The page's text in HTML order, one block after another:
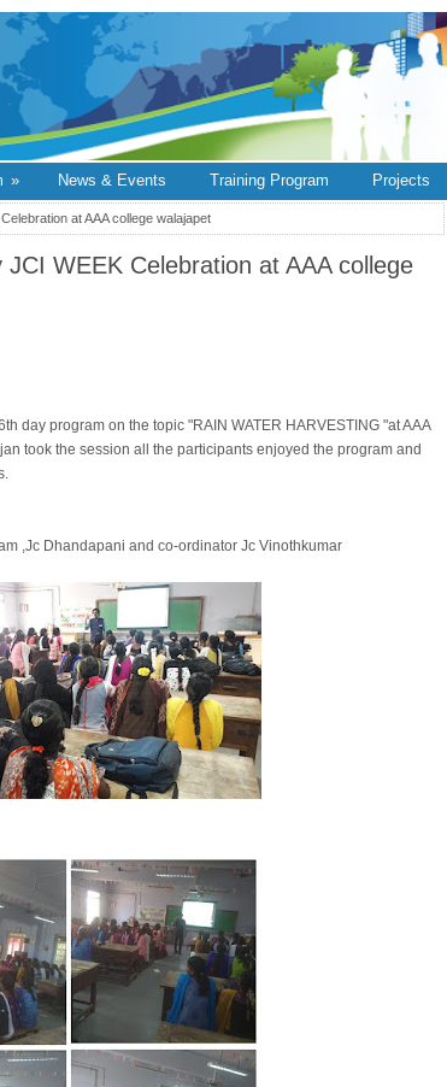
» News & Events Training Program Projects
at AAA college walajapet
WEEK Celebration at AAA college
day program on the topic "RAIN WATER HARVESTING "at AAA
took the session all the participants enjoyed the program and
,Jc Dhandapani and co-ordinator Jc Vinothkumar